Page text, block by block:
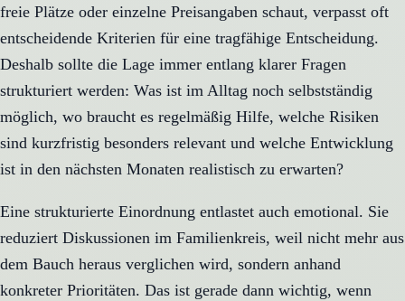
freie Plätze oder einzelne Preisangaben schaut, verpasst oft
entscheidende Kriterien für eine tragfähige Entscheidung.
Deshalb sollte die Lage immer entlang klarer Fragen
strukturiert werden: Was ist im Alltag noch selbstständig
möglich, wo braucht es regelmäßig Hilfe, welche Risiken
sind kurzfristig besonders relevant und welche Entwicklung
ist in den nächsten Monaten realistisch zu erwarten?
Eine strukturierte Einordnung entlastet auch emotional. Sie
reduziert Diskussionen im Familienkreis, weil nicht mehr aus
dem Bauch heraus verglichen wird, sondern anhand
konkreter Prioritäten. Das ist gerade dann wichtig, wenn